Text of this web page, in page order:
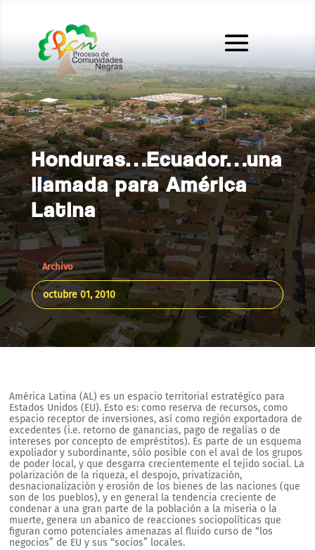
Honduras…Ecuador…una
llamada para América
Latina
Archivo
octubre 01, 2010
América Latina (AL) es un espacio territorial estratégico para
Estados Unidos (EU). Esto es: como reserva de recursos, como
espacio receptor de inversiones, así como región exportadora de
excedentes (i.e. retorno de ganancias, pago de regalías o de
intereses por concepto de empréstitos). Es parte de un esquema
expoliador y subordinante, sólo posible con el aval de los grupos
de poder local, y que desgarra crecientemente el tejido social. La
polarización de la riqueza, el despojo, privatización,
desnacionalización y erosión de los bienes de las naciones (que
son de los pueblos), y en general la tendencia creciente de
condenar a una gran parte de la población a la miseria o la
muerte, genera un abanico de reacciones sociopolíticas que
figuran como potenciales amenazas al fluido curso de “los
negocios” de EU y sus “socios” locales.